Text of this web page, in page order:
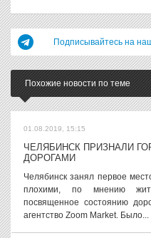
Подписывайтесь на
Похожие новости по теме
01.08.2019, 15:15
ЧЕЛЯБИНСК ПРИЗНАЛИ
ДОРОГАМИ
Челябинск занял первое
плохими, по мнению
посвященное состоянию
агентство Zoom Market. Было...